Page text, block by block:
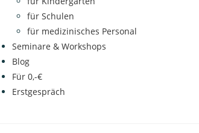
für Schulen
für medizinisches Personal
Seminare & Workshops
Blog
Für 0,-€
Erstgespräch